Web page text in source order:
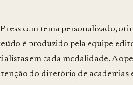
com tema personalizado,
é produzido pela equipe
em cada modalidade. A
do diretório de academias